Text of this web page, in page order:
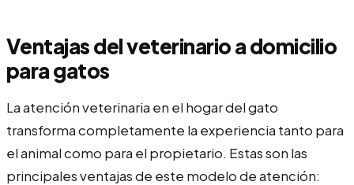
Ventajas del veterinario a domicilio
para gatos
La atención veterinaria en el hogar del gato
transforma completamente la experiencia tanto para
el animal como para el propietario. Estas son las
principales ventajas de este modelo de atención: